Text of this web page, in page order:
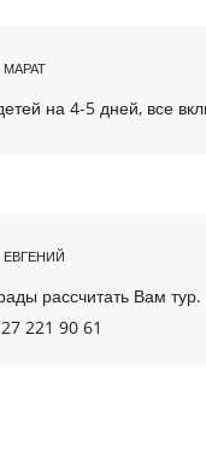
МАРАТ
на 4-5 дней, все
ЕВГЕНИЙ
рассчитать Вам
221 90 61